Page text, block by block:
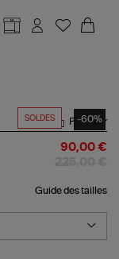
SOLDES -60%
Partager
90,00 €
Guide des tailles